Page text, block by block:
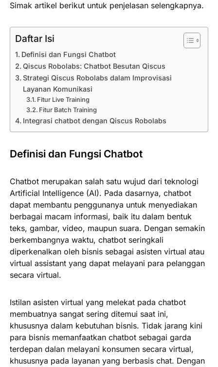
Simak artikel berikut untuk penjelasan selengkapnya.
Daftar Isi
Definisi dan Fungsi Chatbot
Qiscus Robolabs: Chatbot Besutan Qiscus
Strategi Qiscus Robolabs dalam Improvisasi
Layanan Komunikasi
Fitur Live Training
Fitur Batch Training
Integrasi chatbot dengan Qiscus Robolabs
Definisi dan Fungsi Chatbot
Chatbot merupakan salah satu wujud dari teknologi
Artificial Intelligence (AI). Pada dasarnya, chatbot
dapat membantu penggunanya untuk menyediakan
berbagai macam informasi, baik itu dalam bentuk
teks, gambar, video, maupun suara. Dengan semakin
berkembangnya waktu, chatbot seringkali
diperkenalkan oleh bisnis sebagai asisten virtual atau
virtual assistant yang dapat melayani para pelanggan
secara virtual.
Istilan asisten virtual yang melekat pada chatbot
membuatnya sangat sering ditemui saat ini,
khususnya dalam kebutuhan bisnis. Tidak jarang kini
para bisnis memanfaatkan chatbot sebagai garda
terdepan dalan melayani konsumen secara virtual,
khususnya pada layanan yang berbasis chat. Dengan